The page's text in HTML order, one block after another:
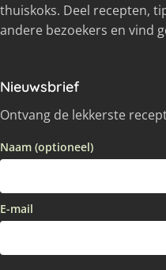
thuiskoks. Deel recepten,
andere bezoekers en vind
Nieuwsbrief
Ontvang de lekkerste
Naam (optioneel)
E-mail